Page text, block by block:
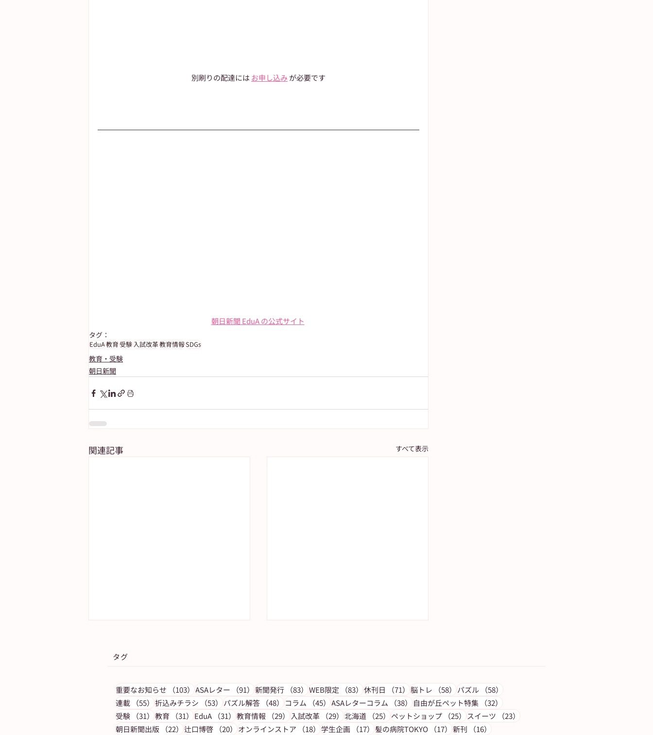
別刷りの配達には お申し込み が必要です
朝日新聞 EduA の公式サイト
タグ：
EduA教育 受験入試改革教育情報 SDGs
教育・受験
朝日新聞
関連記事 すべて表示
【ご購読者へ】花粉症対策 − 新聞
【予約受付中】待望のトミカコレ
タグ
重要なお知らせ （103）103件の記事
ASAレター （91）91件の記事
新聞発行 （83）83件の記事
WEB限定 （83）83件の記事
休刊日 （71）71件の記事
脳トレ （58）58件の記事
パズル （58）
連載
（55）55件の記事
折込みチラシ （53）53件の記事
パズル解答 （48）48件の記事
コラム （45）45件の記事
ASAレターコラム （38）38件の記事
自由が丘ペット特集 （32）
受験
（31）31件の記事
教育 （31）31件の記事
EduA （31）31件の記事
教育情報 （29）29件の記事
入試改革 （29）29件の記事
北海道 （25）25件の記事
ペットショップ （25）25件の記事
スイーツ （23）
朝日新聞出版
（22）22件の記事
辻口博啓 （20）20件の記事
オンラインストア （18）18件の記事
学生企画 （17）17件の記事
髪の病院TOKYO （17）17件の記事
新刊 （16）